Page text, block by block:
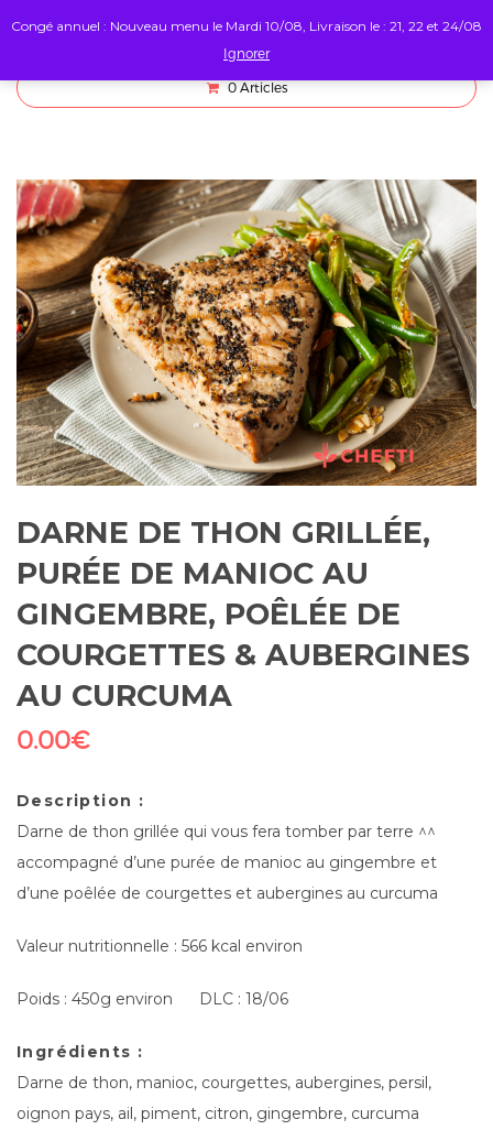
0 Articles
DARNE DE THON GRILLÉE,
PURÉE DE MANIOC AU
GINGEMBRE, POÊLÉE DE
COURGETTES & AUBERGINES
AU CURCUMA
0.00€
Description :
Darne de thon grillée qui vous fera tomber par terre ^^
accompagné d’une purée de manioc au gingembre et
d’une poêlée de courgettes et aubergines au curcuma
Valeur nutritionnelle : 566 kcal environ
Poids : 450g environ DLC : 18/06
Ingrédients :
Darne de thon, manioc, courgettes, aubergines, persil,
oignon pays, ail, piment, citron, gingembre, curcuma
Congé annuel : Nouveau menu le Mardi 10/08, Livraison le : 21, 22 et 24/08
Ignorer